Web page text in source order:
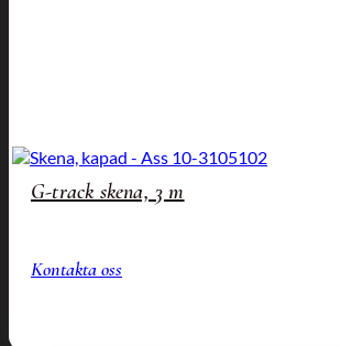
G-track skena, 3 m
Kontakta oss